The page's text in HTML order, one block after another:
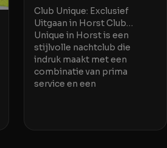
Club Unique: Exclusief
Uitgaan in Horst Club
Unique in Horst is een
stijlvolle nachtclub die
indruk maakt met een
combinatie van prima
service en een